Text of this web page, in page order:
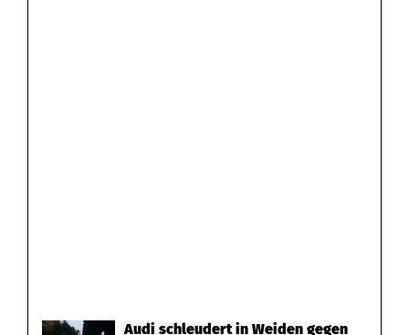
Audi schleudert in Weiden gegen